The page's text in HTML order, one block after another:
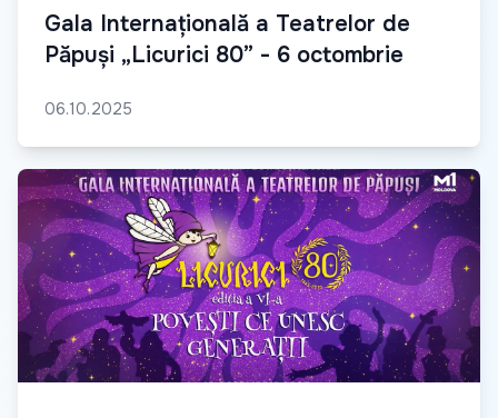
Gala Internațională a Teatrelor de
Păpuși „Licurici 80” - 6 octombrie
06.10.2025